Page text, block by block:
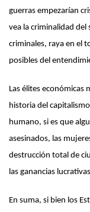
guerras empezarían
vea la criminalidad del
criminales, raya en el
posibles del
Las élites económicas
historia del
humano, si es que
asesinados, las
destrucción total de
las ganancias
En suma, si bien los